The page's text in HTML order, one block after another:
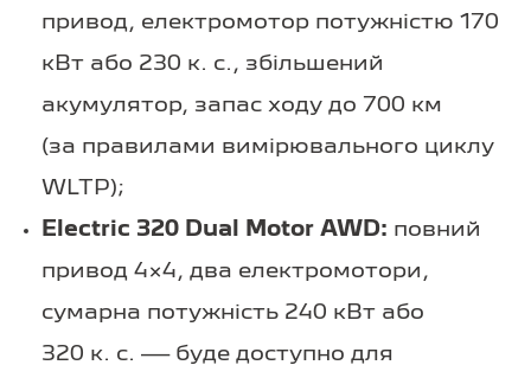
привод, електромотор потужністю 170
кВт або 230 к. с., збільшений
акумулятор, запас ходу до 700 км
(за правилами вимірювального циклу
WLTP);
Electric 320 Dual Motor AWD: повний
привод 4×4, два електромотори,
сумарна потужність 240 кВт або
320 к. с. — буде доступно для